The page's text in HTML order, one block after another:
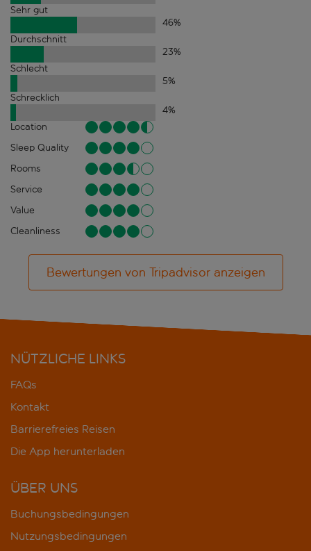
Sehr gut
46%
Durchschnitt
23%
Schlecht
5%
Schrecklich
4%
Location
Sleep Quality
Rooms
Service
Value
Cleanliness
Bewertungen von Tripadvisor anzeigen
NÜTZLICHE LINKS
FAQs
Kontakt
Barrierefreies Reisen
Die App herunterladen
ÜBER UNS
Buchungsbedingungen
Nutzungsbedingungen